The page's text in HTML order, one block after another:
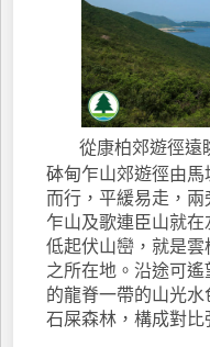
從康柏郊遊徑遠
砵甸乍山郊遊徑由
而行，平緩易走，
乍山及歌連臣山就
低起伏山巒，就是
之所在地。沿途可
的龍脊一帶的山光
石屎森林，構成對比